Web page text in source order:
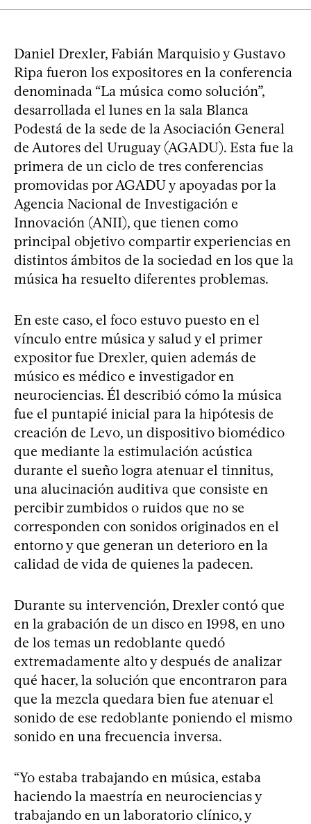
Daniel Drexler, Fabián Marquisio y Gustavo
Ripa fueron los expositores en la conferencia
denominada “La música como solución”,
desarrollada el lunes en la sala Blanca
Podestá de la sede de la Asociación General
de Autores del Uruguay (AGADU). Esta fue la
primera de un ciclo de tres conferencias
promovidas por AGADU y apoyadas por la
Agencia Nacional de Investigación e
Innovación (ANII), que tienen como
principal objetivo compartir experiencias en
distintos ámbitos de la sociedad en los que la
música ha resuelto diferentes problemas.
En este caso, el foco estuvo puesto en el
vínculo entre música y salud y el primer
expositor fue Drexler, quien además de
músico es médico e investigador en
neurociencias. Él describió cómo la música
fue el puntapié inicial para la hipótesis de
creación de Levo, un dispositivo biomédico
que mediante la estimulación acústica
durante el sueño logra atenuar el tinnitus,
una alucinación auditiva que consiste en
percibir zumbidos o ruidos que no se
corresponden con sonidos originados en el
entorno y que generan un deterioro en la
calidad de vida de quienes la padecen.
Durante su intervención, Drexler contó que
en la grabación de un disco en 1998, en uno
de los temas un redoblante quedó
extremadamente alto y después de analizar
qué hacer, la solución que encontraron para
que la mezcla quedara bien fue atenuar el
sonido de ese redoblante poniendo el mismo
sonido en una frecuencia inversa.
“Yo estaba trabajando en música, estaba
haciendo la maestría en neurociencias y
trabajando en un laboratorio clínico, y